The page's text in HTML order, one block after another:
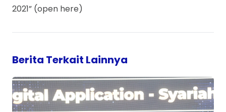
2021” (open here)
Berita Terkait Lainnya